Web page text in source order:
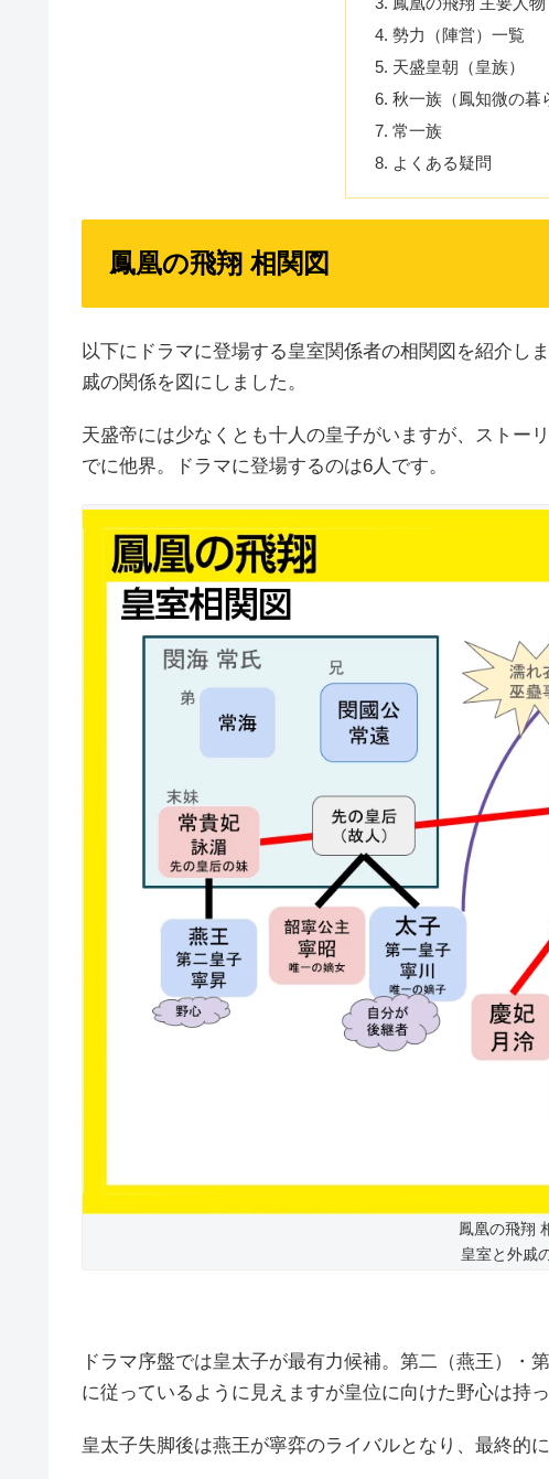
勢力（陣営）一覧
天盛皇朝（皇族）
秋一族（鳳知微の暮
常一族
よくある疑問
鳳凰の飛翔 相関図
以下にドラマに登場する皇室関係者の相関図を紹介し
戚の関係を図にしました。
天盛帝には少なくとも十人の皇子がいますが、ストー
でに他界。ドラマに登場するのは6人です。
鳳凰の飛翔
皇室と外戚
ドラマ序盤では皇太子が最有力候補。第二（燕王）・
に従っているように見えますが皇位に向けた野心は持っ
皇太子失脚後は燕王が寧弈のライバルとなり、最終的